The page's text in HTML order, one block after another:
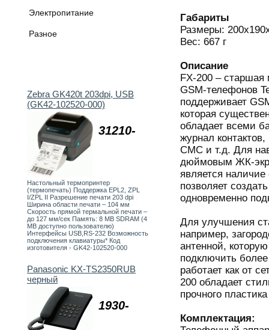
Электропитание
Разное
31210-
Zebra GK420t 203dpi, USB
(GK42-102520-000)
Настольный термопринтер
(термопечать) Поддержка EPL2, ZPL
I/ZPL II Разрешение печати 203 dpi
Ширина области печати – 104 мм
Скорость прямой термальной печати –
до 127 мм/сек Память: 8 MB SDRAM (4
MB доступно пользователю)
Интерфейсы USB,RS-232 Возможность
подключения клавиатуры* Код
изготовителя - GK42-102520-000
1930-
Panasonic KX-TS2350RUB
черный
Габариты
Размеры:
Вес: 667 г
Описание
FX-200 – старшая
GSM-телефонов
поддерживает
которая
обладает всеми
журнал
СМС и т.д. Для
дюймовым ЖК-
является
позволяет
одновременно
Для улучшения
например,
антенной,
подключить
работает как от
200 обладает
прочного
Комплектация: